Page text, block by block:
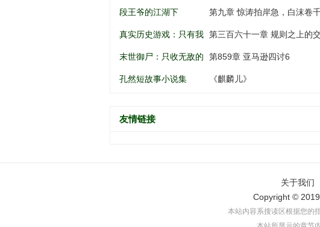
黑道到军阀
段王爷的江湖下 第九章 惊涛拍岸急，白沫卷千
真实历史游戏：只有我
知道剧情
第三百六十一章 规则之上的
末世御尸：只收无敌的
异种丧尸
第859章 亚马逊四讨6
孔然短故事小说集 《麒麟儿》
友情链接
关于我们
Copyright ©
本站内容系搜读区根据您的